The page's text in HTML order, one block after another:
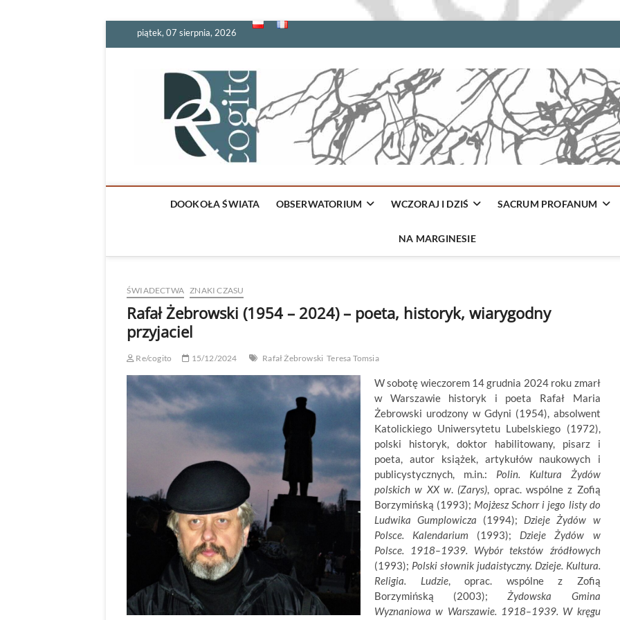
piątek, 07 sierpnia, 2026
DOOKOŁA ŚWIATA OBSERWATORIUM WCZORAJ I DZIŚ SACRUM PROFANUM
NA MARGINESIE
ŚWIADECTWA ZNAKI CZASU
Rafał Żebrowski (1954 – 2024) – poeta, historyk, wiarygodny
przyjaciel
Re/cogito 15/12/2024 Rafał Żebrowski Teresa Tomsia
W sobotę wieczorem 14 grudnia 2024 roku zmarł
w Warszawie historyk i poeta Rafał Maria
Żebrowski urodzony w Gdyni (1954), absolwent
Katolickiego Uniwersytetu Lubelskiego (1972),
polski historyk, doktor habilitowany, pisarz i
poeta, autor książek, artykułów naukowych i
publicystycznych, m.in.: Polin. Kultura Żydów
polskich w XX w. (Zarys), oprac. wspól­ne z Zofią
Borzymińską (1993); Mojżesz Schorr i jego listy do
Ludwika Gumplowicza (1994); Dzieje Żydów w
Polsce. Kalendarium (1993); Dzie­je Żydów w
Polsce. 1918–1939. Wybór tekstów źródłowych
(1993); Polski słownik judaistyczny. Dzieje. Kultura.
Religia. Ludzie, oprac. wspólne z Zo­fią
Borzymińską (2003);Żydowska Gmina
Wyznaniowa w Warszawie. 1918–1939. W kręgu